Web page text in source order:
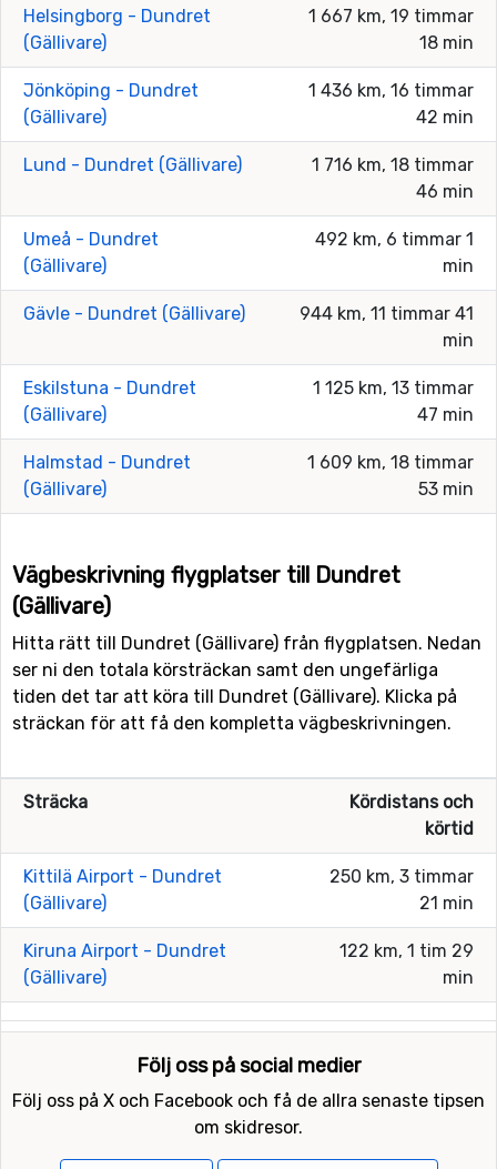
Helsingborg - Dundret
(Gällivare)
1 667 km, 19 timmar
18 min
Jönköping - Dundret
(Gällivare)
1 436 km, 16 timmar
42 min
Lund - Dundret (Gällivare)
1 716 km, 18 timmar
46 min
Umeå - Dundret
(Gällivare)
492 km, 6 timmar 1
min
Gävle - Dundret (Gällivare)
944 km, 11 timmar 41
min
Eskilstuna - Dundret
(Gällivare)
1 125 km, 13 timmar
47 min
Halmstad - Dundret
(Gällivare)
1 609 km, 18 timmar
53 min
Vägbeskrivning flygplatser till Dundret
(Gällivare)
Hitta rätt till Dundret (Gällivare) från flygplatsen. Nedan
ser ni den totala körsträckan samt den ungefärliga
tiden det tar att köra till Dundret (Gällivare). Klicka på
sträckan för att få den kompletta vägbeskrivningen.
Sträcka
Kördistans och
körtid
Kittilä Airport - Dundret
(Gällivare)
250 km, 3 timmar
21 min
Kiruna Airport - Dundret
(Gällivare)
122 km, 1 tim 29
min
Följ oss på social medier
Följ oss på X och Facebook och få de allra senaste tipsen
om skidresor.